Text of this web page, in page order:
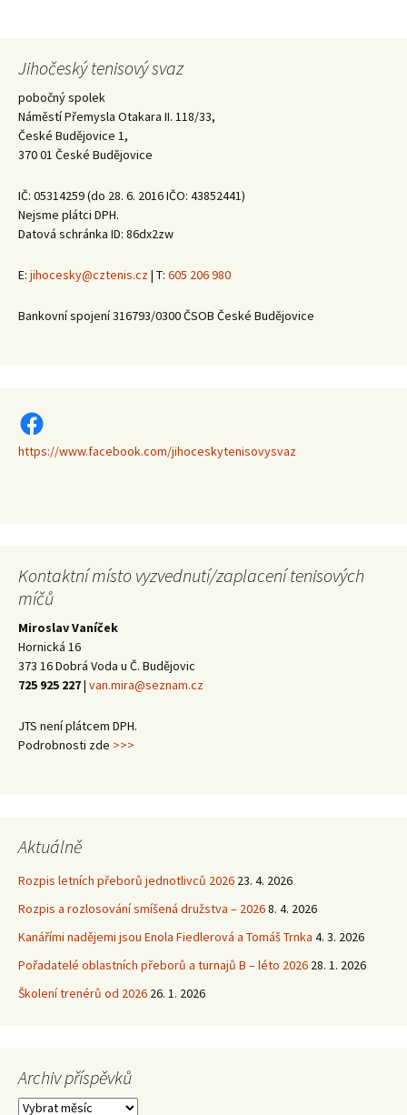
Jihočeský tenisový svaz
pobočný spolek
Náměstí Přemysla Otakara II. 118/33,
České Budějovice 1,
370 01 České Budějovice
IČ: 05314259 (do 28. 6. 2016 IČO: 43852441)
Nejsme plátci DPH.
Datová schránka ID: 86dx2zw
E: jihocesky@cztenis.cz| T: 605 206 980
Bankovní spojení 316793/0300 ČSOB České Budějovice
https://www.facebook.com/jihoceskytenisovysvaz
https://www.facebook.com/jihoceskytenisovysvaz
Kontaktní místo vyzvednutí/zaplacení tenisových
míčů
Miroslav Vaníček
Hornická 16
373 16 Dobrá Voda u Č. Budějovic
725 925 227| van.mira@seznam.cz
JTS není plátcem DPH.
Podrobnosti zde >>>
Aktuálně
Rozpis letních přeborů jednotlivců 2026 23. 4. 2026
Rozpis a rozlosování smíšená družstva – 20268. 4. 2026
Kanářími nadějemi jsou Enola Fiedlerová a Tomáš Trnka 4. 3. 2026
Pořadatelé oblastních přeborů a turnajů B – léto 2026 28. 1. 2026
Školení trenérů od 2026 26. 1. 2026
Archiv příspěvků
Archiv